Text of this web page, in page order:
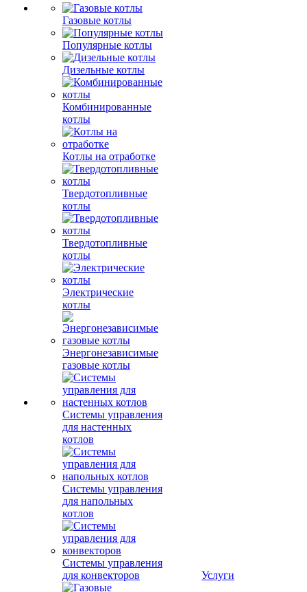
Газовые котлы
Популярные котлы
Дизельные котлы
Комбинированные
котлы
Котлы на отработке
Твердотопливные
котлы
Твердотопливные
котлы
Электрические
котлы
Энергонезависимые
газовые котлы
Системы управления
для настенных
котлов
Системы управления
для напольных
котлов
Системы управления
для конвекторов
Услуги